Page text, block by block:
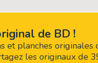
de BD !
planches originales
les originaux de